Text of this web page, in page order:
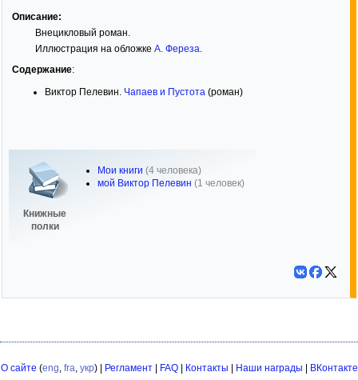
Описание:
Внецикловый роман.
Иллюстрация на обложке А. Фереза
Содержание:
Виктор Пелевин. Чапаев и Пустота (роман)
Книжные
полки
Мои книги (4 человека)
мой Виктор Пелевин (1 человек)
О сайте (eng, fra, укр) | Регламент| FAQ| Контакты Наши награды ВКонтакте